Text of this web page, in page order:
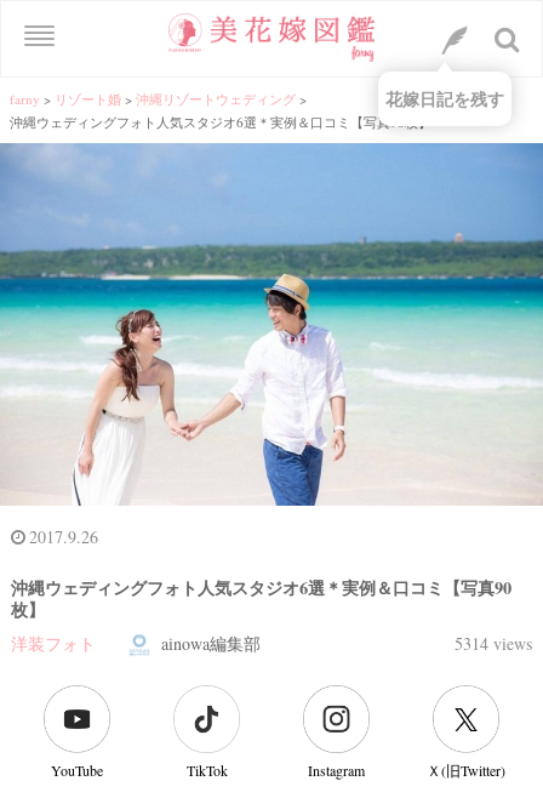
farny > リゾート婚 > 沖縄リゾートウェディング >
沖縄ウェディングフォト人気スタジオ6選＊実例＆口コミ【写真90枚】
2017.9.26
沖縄ウェディングフォト人気スタジオ6選＊実例＆口コミ【写真90
枚】
洋装フォト ainowa編集部 5314 views
YouTube TikTok Instagram Ｘ(旧Twitter)
花嫁日記を残す